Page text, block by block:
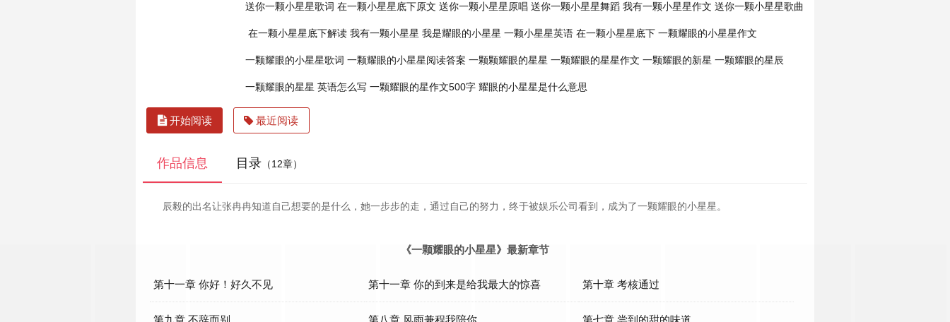
送你一颗小星星歌词 在一颗小星星底下原文 送你一颗小星星原唱 送你一颗小星星舞蹈 我有一颗小星星作文 送你一颗小星星歌曲
在一颗小星星底下解读 我有一颗小星星 我是耀眼的小星星 一颗小星星英语 在一颗小星星底下 一颗耀眼的小星星作文
一颗耀眼的小星星歌词 一颗耀眼的小星星阅读答案 一颗颗耀眼的星星 一颗耀眼的星星作文 一颗耀眼的新星 一颗耀眼的星辰
一颗耀眼的星星 英语怎么写 一颗耀眼的星作文500字 耀眼的小星星是什么意思
开始阅读 最近阅读
作品信息 目录 （12章）
辰毅的出名让张冉冉知道自己想要的是什么，她一步步的走，通过自己的努力，终于被娱乐公司看到，成为了一颗耀眼的小星星。
《一颗耀眼的小星星》最新章节
第十一章 你好！好久不见 第十一章 你的到来是给我最大的惊喜 第十章 考核通过
第九章 不辞而别 第八章 风雨兼程我陪你 第七章 尝到的甜的味道